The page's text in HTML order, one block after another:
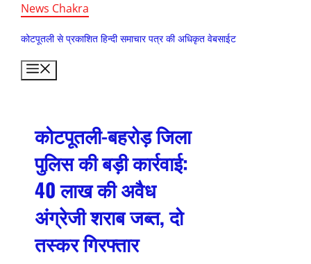
content
News Chakra
कोटपूतली से प्रकाशित हिन्दी समाचार पत्र की अधिकृत वेबसाईट
कोटपूतली-बहरोड़ जिला
पुलिस की बड़ी कार्रवाई:
40 लाख की अवैध
अंग्रेजी शराब जब्त, दो
तस्कर गिरफ्तार